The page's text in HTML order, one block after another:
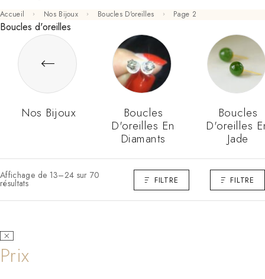
Accueil Nos Bijoux Boucles D'oreilles Page 2
Boucles d'oreilles
Nos Bijoux
Boucles
D'oreilles En
Diamants
Boucles
D'oreilles
Jade
Affichage de 13–24 sur 70
résultats FILTRE FILTRE